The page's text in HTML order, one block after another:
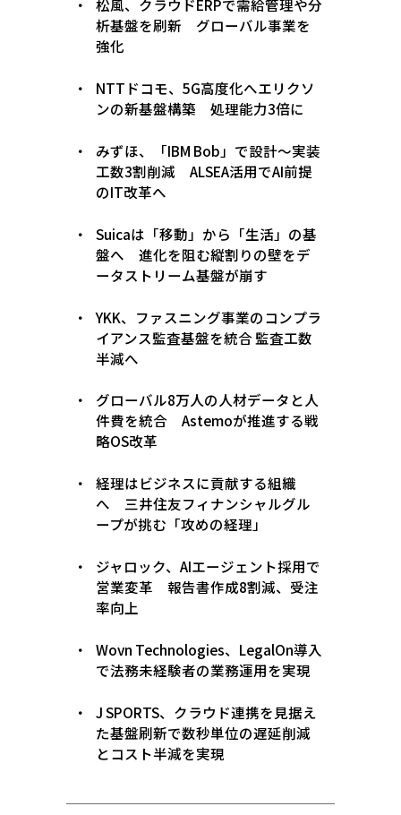
松風、クラウドERPで需給管理や分
析基盤を刷新 グローバル事業を
強化
NTTドコモ、5G高度化へエリクソ
ンの新基盤構築 処理能力3倍に
みずほ、「IBM Bob」で設計〜実装
工数3割削減 ALSEA活用でAI前提
のIT改革へ
Suicaは「移動」から「生活」の基
盤へ 進化を阻む縦割りの壁をデ
ータストリーム基盤が崩す
YKK、ファスニング事業のコンプラ
イアンス監査基盤を統合 監査工数
半減へ
グローバル8万人の人材データと人
件費を統合 Astemoが推進する戦
略OS改革
経理はビジネスに貢献する組織
へ 三井住友フィナンシャルグル
ープが挑む「攻めの経理」
ジャロック、AIエージェント採用で
営業変革 報告書作成8割減、受注
率向上
Wovn Technologies、LegalOn導入
で法務未経験者の業務運用を実現
J SPORTS、クラウド連携を見据え
た基盤刷新で数秒単位の遅延削減
とコスト半減を実現